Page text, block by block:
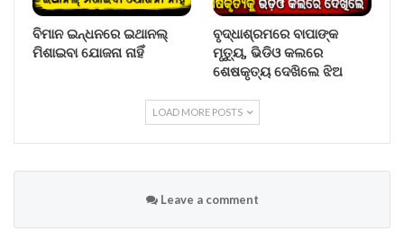
ବିମାନ ଇନ୍ଧନରେ ଇଥାନଲ୍
ମିଶାଇବା ଯୋଜନା ନାହିଁ
ବୃଦ୍ଧାଶ୍ରମରେ ବାପାଙ୍କ
ମୃତ୍ୟୁ, ଭିଡିଓ କଲରେ
ଶେଷକୃତ୍ୟ ଦେଖିଲେ ଝିଅ
LOAD MORE POSTS
Leave a comment